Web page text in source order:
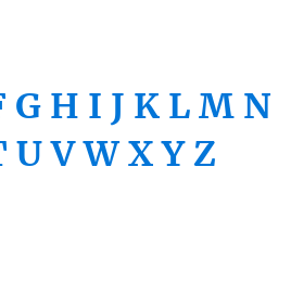
G H I J K L M N
U V W X Y Z